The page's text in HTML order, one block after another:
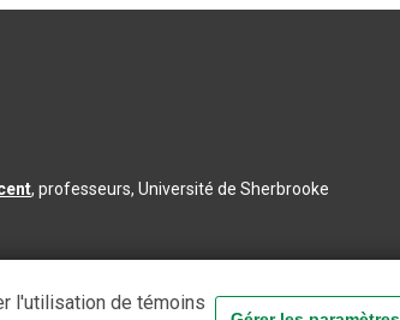
, professeurs, Université de Sherbrooke
l'utilisation de témoins